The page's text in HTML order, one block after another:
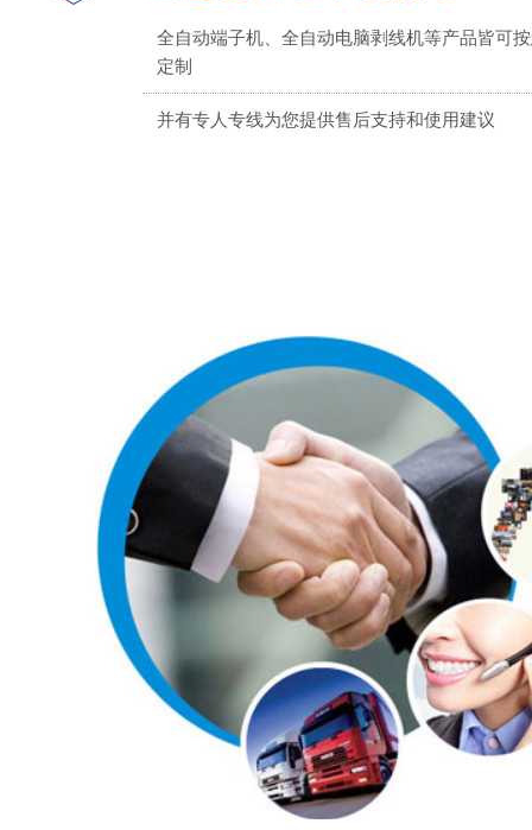
全自动端子机、全自动电脑剥线机等产品皆可
定制
并有专人专线为您提供售后支持和使用建议